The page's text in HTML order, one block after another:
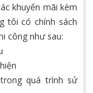
khuyến mãi kèm
tôi có chính sách
công như sau:
quá trình sử